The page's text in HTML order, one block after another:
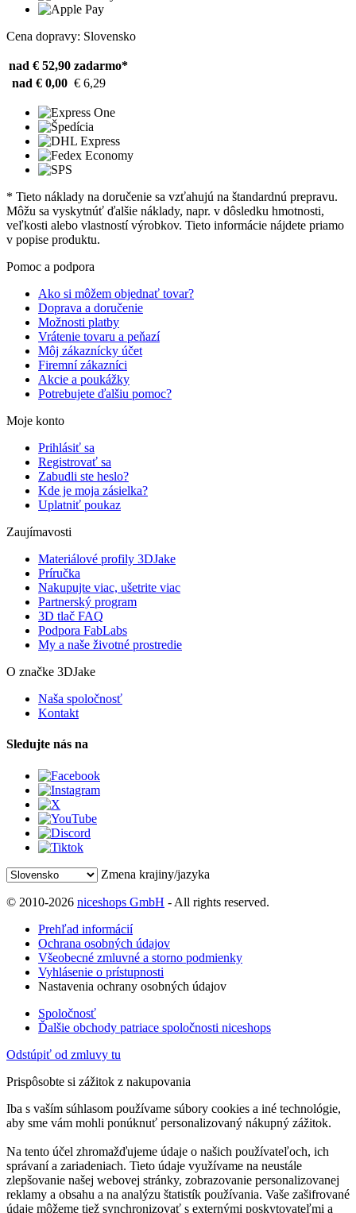
Cena dopravy: Slovensko
nad € 52,90 zadarmo*
nad € 0,00 € 6,29
* Tieto náklady na doručenie sa vzťahujú na štandardnú prepravu.
Môžu sa vyskytnúť ďalšie náklady, napr. v dôsledku hmotnosti,
veľkosti alebo vlastností výrobkov. Tieto informácie nájdete priamo
v popise produktu.
Pomoc a podpora
Ako si môžem objednať tovar?
Doprava a doručenie
Možnosti platby
Vrátenie tovaru a peňazí
Môj zákaznícky účet
Firemní zákazníci
Akcie a poukážky
Potrebujete ďalšiu pomoc?
Moje konto
Prihlásiť sa
Registrovať sa
Zabudli ste heslo?
Kde je moja zásielka?
Uplatniť poukaz
Zaujímavosti
Materiálové profily 3DJake
Príručka
Nakupujte viac, ušetrite viac
Partnerský program
3D tlač FAQ
Podpora FabLabs
My a naše životné prostredie
O značke 3DJake
Naša spoločnosť
Kontakt
Sledujte nás na
Zmena krajiny/jazyka
© 2010-2026 niceshops GmbH - All rights reserved.
Prehľad informácií
Ochrana osobných údajov
Všeobecné zmluvné a storno podmienky
Vyhlásenie o prístupnosti
Nastavenia ochrany osobných údajov
Spoločnosť
Ďalšie obchody patriace spoločnosti niceshops
Odstúpiť od zmluvy tu
Prispôsobte si zážitok z nakupovania
Iba s vaším súhlasom používame súbory cookies a iné technológie,
aby sme vám mohli ponúknuť personalizovaný nákupný zážitok.
Na tento účel zhromažďujeme údaje o našich používateľoch, ich
správaní a zariadeniach. Tieto údaje využívame na neustále
zlepšovanie našej webovej stránky, zobrazovanie personalizovanej
reklamy a obsahu a na analýzu štatistík používania. Vaše zašifrované
údaje môžeme tiež synchronizovať s externými poskytovateľmi a